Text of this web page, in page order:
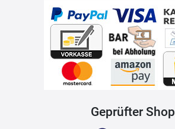
Geprüfter Shop